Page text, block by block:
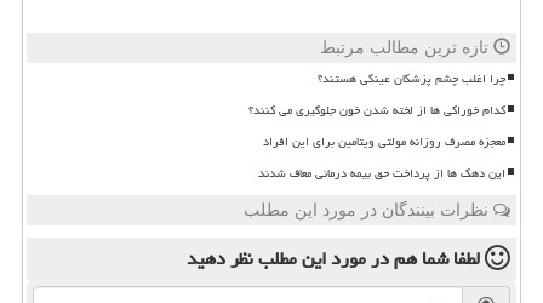
تازه ترین مطالب مرتبط
چرا اغلب چشم پزشکان عینکی هستند؟
کدام خوراکی ها از لخته شدن خون جلوگیری می کنند؟
معجزه مصرف روزانه مولتی ویتامین برای این افراد
این دهک ها از پرداخت حق بیمه درمانی معاف شدند
نظرات بینندگان در مورد این مطلب
لطفا شما همدر مورد این مطلبنظر دهید